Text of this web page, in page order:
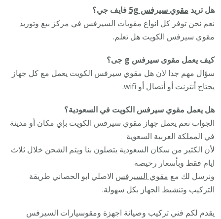
هل تريد مقوي سيرفس 5g
فايف جي؟
نعم نحن توفر كل انواع مقويات السيرفس في مركز بيع وتوريد
مقوي سيرفس الكويت هل تعلم.
كيف يعمل مقوى سيرفس g جى؟
سؤال مهم جدا لان هل مقوي سيرفس الكويت يعمل مع كل جهاز
يحتاج أنترنت أو أتصال أو wifi.
هل يعمل مقوي سيرفس الكويت في السعودية؟
الجواب نعم يعمل جهاز مقوي سيرفس الكويت بإي مكان أو مدينة
في المملكة العربية السعوية
لأن الكثير من سكان السعودية يتصلون بنا ويتم الشحن خلال ثلاث
ايام فقط وبأسعار رخيصة
ونرسل لك مع مقوي السيرفس الاصلي ابو الحصاني طريقة
التركيب وتنشيط الجهاز بكل سهولة.
يقدم لكم فني تركيب وصيانة اجهزة ومقوسيارات السيرفس